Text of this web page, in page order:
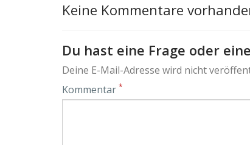
Keine Kommentare
Du hast eine Frage oder
Deine E-Mail-Adresse wird nicht
Kommentar *